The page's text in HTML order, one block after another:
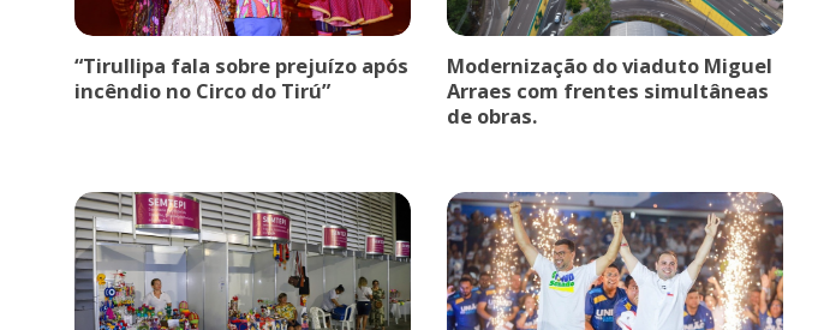
“Tirullipa fala sobre prejuízo após
incêndio no Circo do Tirú”
Modernização do viaduto Miguel
Arraes com frentes simultâneas
de obras.